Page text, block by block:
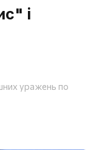
і
уражень по